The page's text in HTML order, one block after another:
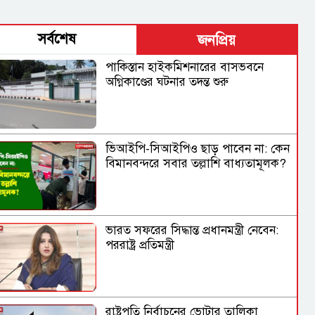
সর্বশেষ জনপ্রিয়
পাকিস্তান হাইকমিশনারের বাসভবনে
অগ্নিকাণ্ডের ঘটনার তদন্ত শুরু
ভিআইপি-সিআইপিও ছাড় পাবেন না: কেন
বিমানবন্দরে সবার তল্লাশি বাধ্যতামূলক?
ভারত সফরের সিদ্ধান্ত প্রধানমন্ত্রী নেবেন:
পররাষ্ট্র প্রতিমন্ত্রী
রাষ্ট্রপতি নির্বাচনের ভোটার তালিকা